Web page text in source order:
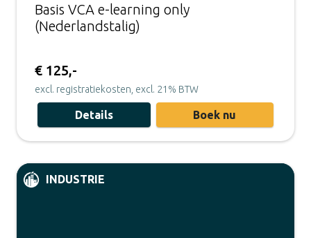
Basis VCA e-learning only
(Nederlandstalig)
€ 125,-
excl. registratiekosten, excl. 21% BTW
Details Boek nu
INDUSTRIE